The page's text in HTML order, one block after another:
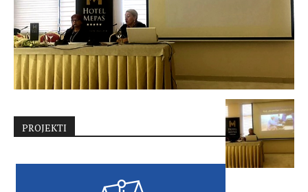
PROJEKTI